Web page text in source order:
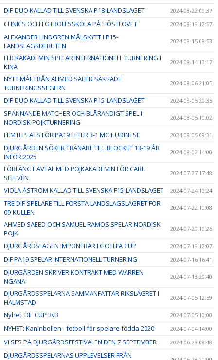
DIF-DUO KALLAD TILL SVENSKA P18-LANDSLAGET
2024-08-22 09:37
CLINICS OCH FOTBOLLSSKOLA PÅ HÖSTLOVET 2024-08-19 12:57
ALEXANDER LINDGREN MÅLSKYTT I P15-
LANDSLAGSDEBUTEN
2024-08-15 08:53
FLICKAKADEMIN SPELAR INTERNATIONELL TURNERING I
KINA
2024-08-14 13:17
NYTT MÅL FRÅN AHMED SAEED SÄKRADE
TURNERINGSSEGERN
2024-08-06 21:05
DIF-DUO KALLAD TILL SVENSKA P15-LANDSLAGET 2024-08-05 20:35
SPÄNNANDE MATCHER OCH BLÅRANDIGT SPEL I
NORDISK POJKTURNERING
2024-08-05 10:02
FEMTEPLATS FÖR PA19 EFTER 3-1 MOT UDINESE 2024-08-05 09:31
DJURGÅRDEN SÖKER TRÄNARE TILL BLOCKET 13-19 ÅR
INFÖR 2025
2024-08-02 14:00
FÖRLÄNGT AVTAL MED POJKAKADEMIN FÖR CARL
SELFVÉN
2024-07-27 17:48
VIOLA ÅSTRÖM KALLAD TILL SVENSKA F15-LANDSLAGET 2024-07-24 10:24
TRE DIF-SPELARE TILL FÖRSTA LANDSLAGSLÄGRET FÖR
09-KULLEN
2024-07-22 10:08
AHMED SAEED OCH SAMUEL RAMOS SPELAR NORDISK
POJK
2024-07-20 10:26
DJURGÅRDSLAGEN IMPONERAR I GOTHIA CUP 2024-07-19 12:07
DIF PA19 SPELAR INTERNATIONELL TURNERING 2024-07-16 16:41
DJURGÅRDEN SKRIVER KONTRAKT MED WARREN
NGANA
2024-07-13 20:40
DJURGÅRDSSPELARNA SAMMANFATTAR RIKSLÄGRET I
HALMSTAD
2024-07-05 12:59
Nyhet: DIF CUP 3v3 2024-07-05 10:00
NYHET: Kaninbollen - fotboll för spelare födda 2020 2024-07-04 14:00
VI SES PÅ DJURGÅRDSFESTIVALEN DEN 7 SEPTEMBER 2024-06-29 08:48
DJURGÅRDSSPELARNAS UPPLEVELSER FRÅN